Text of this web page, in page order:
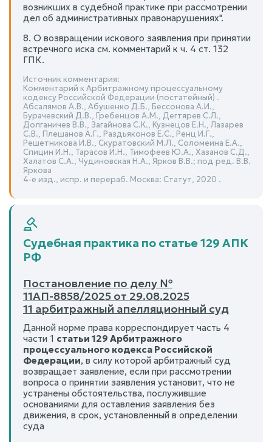
возникших в судебной практике при рассмотрении
дел об административных правонарушениях".
8. О возвращении искового заявления при принятии
встречного иска см. комментарий к ч. 4 ст. 132
ГПК.
Источник комментария:
Комментарий к Арбитражному процессуальному
кодексу Российской Федерации (постатейный) .
Абсалямов А.В., Абушенко Д.Б., Бессонова А.И.,
Бурачевский Д.В., Гребенцов А.М., Дегтярев С.Л.,
Долганичев В.В., Загайнова С.К., Кузнецов Е.Н., Лазарев
С.В., Плешанов А.Г., Раздьяконов Е.С., Ренц И.Г.,
Решетникова И.В., Скуратовский М.Л., Соломеина Е.А.,
Спицин И.Н., Тарасов И.Н., Тимофеев Ю.А., Хазанов С.Д.,
Халатов С.А., Чудиновская Н.А., Ярков В.В.; под ред. В.В.
Яркова
4-е изд., испр. и перераб. Москва: Статут, 2020 .
Судебная практика по статье 129 АПК
РФ
Постановление по делу №
11АП-8858/2025 от 29.08.2025
11 арбитражный апелляционный суд
Данной норме права корреспондирует часть 4
части 1 статьи 129 Арбитражного
процессуального кодекса Российской
Федерации, в силу которой арбитражный суд
возвращает заявление, если при рассмотрении
вопроса о принятии заявления установит, что не
устранены обстоятельства, послужившие
основаниями для оставления заявления без
движения, в срок, установленный в определении
суда